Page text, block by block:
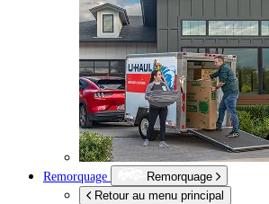
Remorquage
Remorquage
Retour au menu principal